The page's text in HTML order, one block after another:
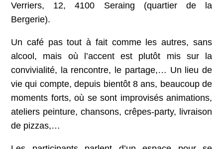
Verriers, 12, 4100 Seraing (quartier de la
Bergerie).
Un café pas tout à fait comme les autres, sans
alcool, mais où l’accent est plutôt mis sur la
convivialité, la rencontre, le partage,… Un lieu de
vie qui compte, depuis bientôt 8 ans, beaucoup de
moments forts, où se sont improvisés animations,
ateliers peinture, chansons, crêpes-party, livraison
de pizzas,…